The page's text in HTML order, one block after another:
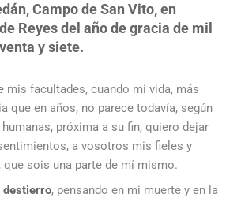
Campo de San Vito, en
Reyes del año de gracia de mil
y siete.
mis facultades, cuando mi vida, más
que en años, no parece todavía, según
próxima a su fin, quiero dejar
a vosotros mis fieles y
sois una parte de mí mismo.
destierro, pensando en mi muerte y en la